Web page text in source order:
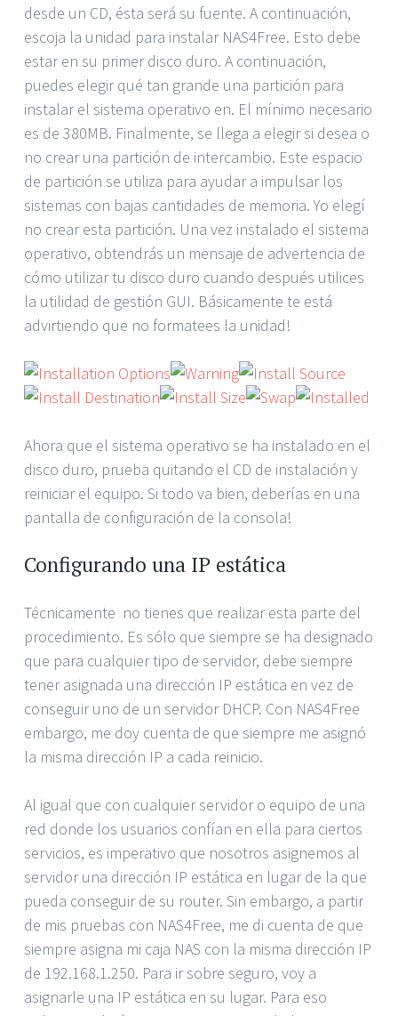
desde un CD, ésta será su fuente. A continuación,
escoja la unidad para instalar NAS4Free. Esto debe
estar en su primer disco duro. A continuación,
puedes elegir qué tan grande una partición para
instalar el sistema operativo en. El mínimo necesario
es de 380MB. Finalmente, se llega a elegir si desea o
no crear una partición de intercambio. Este espacio
de partición se utiliza para ayudar a impulsar los
sistemas con bajas cantidades de memoria. Yo elegí
no crear esta partición. Una vez instalado el sistema
operativo, obtendrás un mensaje de advertencia de
cómo utilizar tu disco duro cuando después utilices
la utilidad de gestión GUI. Básicamente te está
advirtiendo que no formatees la unidad!
Ahora que el sistema operativo se ha instalado en el
disco duro, prueba quitando el CD de instalación y
reiniciar el equipo. Si todo va bien, deberías en una
pantalla de configuración de la consola!
Configurando una IP estática
Técnicamente no tienes que realizar esta parte del
procedimiento. Es sólo que siempre se ha designado
que para cualquier tipo de servidor, debe siempre
tener asignada una dirección IP estática en vez de
conseguir uno de un servidor DHCP. Con NAS4Free
embargo, me doy cuenta de que siempre me asignó
la misma dirección IP a cada reinicio.
Al igual que con cualquier servidor o equipo de una
red donde los usuarios confían en ella para ciertos
servicios, es imperativo que nosotros asignemos al
servidor una dirección IP estática en lugar de la que
pueda conseguir de su router. Sin embargo, a partir
de mis pruebas con NAS4Free, me di cuenta de que
siempre asigna mi caja NAS con la misma dirección IP
de 192.168.1.250. Para ir sobre seguro, voy a
asignarle una IP estática en su lugar. Para eso